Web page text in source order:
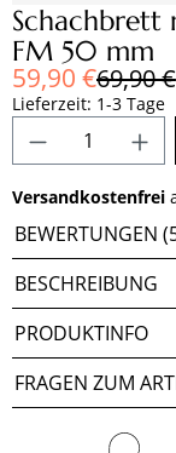
FM 50 mm
Verkaufspreis:
69,90 €
59,90 €
Lieferzeit: 1-3 Tage
Produkt
Versandkostenfrei
BEWERTUNGEN
BESCHREIBUNG
PRODUKTINFO
FRAGEN ZUM